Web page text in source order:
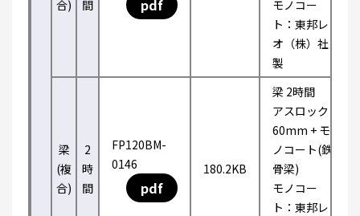
合)
間
pdf
モノコー
ト：東邦レ
オ（株）社
製
梁
(複
合)
2
時
間
FP120BM-
0146
pdf
180.2KB
梁 2時間
アスロック
60mm + モ
ノコート(鉄
骨梁)
モノコー
ト：東邦レ